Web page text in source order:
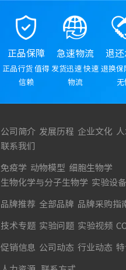
正品保障
正品行货 值得
信赖
急速物流
发货迅速 快速
物流
退
退换保
无
公司简介 发展历程 企业文化
联系我们
免疫学 动物模型 细胞生物学
生物化学与分子生物学 实验设
品牌推荐 全部品牌 品牌采购指
技术专题 实验问题 实验视频
促销信息 公司动态 行业动态